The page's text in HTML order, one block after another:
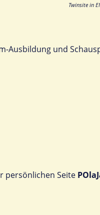
Twinsite in
Ausbildung und
persönlichen Seite